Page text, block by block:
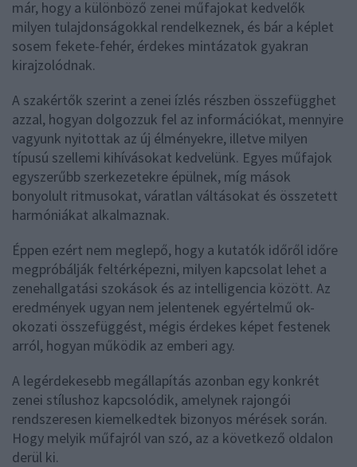
már, hogy a különböző zenei műfajokat kedvelők
milyen tulajdonságokkal rendelkeznek, és bár a képlet
sosem fekete-fehér, érdekes mintázatok gyakran
kirajzolódnak.
A szakértők szerint a zenei ízlés részben összefügghet
azzal, hogyan dolgozzuk fel az információkat, mennyire
vagyunk nyitottak az új élményekre, illetve milyen
típusú szellemi kihívásokat kedvelünk. Egyes műfajok
egyszerűbb szerkezetekre épülnek, míg mások
bonyolult ritmusokat, váratlan váltásokat és összetett
harmóniákat alkalmaznak.
Éppen ezért nem meglepő, hogy a kutatók időről időre
megpróbálják feltérképezni, milyen kapcsolat lehet a
zenehallgatási szokások és az intelligencia között. Az
eredmények ugyan nem jelentenek egyértelmű ok-
okozati összefüggést, mégis érdekes képet festenek
arról, hogyan működik az emberi agy.
A legérdekesebb megállapítás azonban egy konkrét
zenei stílushoz kapcsolódik, amelynek rajongói
rendszeresen kiemelkedtek bizonyos mérések során.
Hogy melyik műfajról van szó, az a következő oldalon
derül ki.